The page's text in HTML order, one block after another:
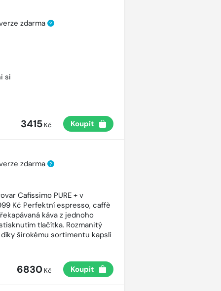
zdarma ?
si
3415Kč Koupit
zdarma ?
Cafissimo PURE + v
Kč Perfektní espresso, caffè
káva z jednoho
tlačítka. Rozmanitý
širokému sortimentu kapslí
6830Kč Koupit